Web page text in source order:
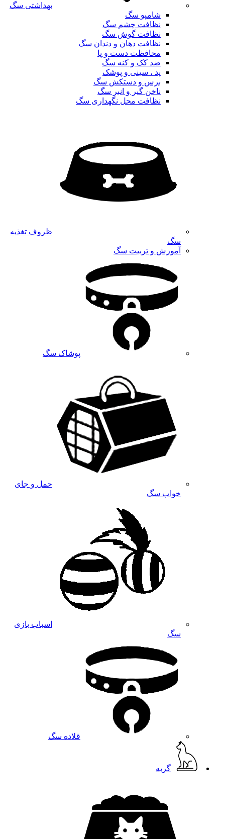
بهداشتی سگ
شامپو سگ
نظافت چشم سگ
نظافت گوش سگ
نظافت دهان و دندان سگ
محافظت دست و پا
ضد کک و کنه سگ
پد ، سینی و پوشک
برس و دستکش سگ
ناخن گیر و انبر سگ
نظافت محل نگهداری سگ
ظروف تغذیه
سگ
آموزش و تربیت سگ
پوشاک سگ
حمل و جای
خواب سگ
اسباب بازی
سگ
قلاده سگ
گربه